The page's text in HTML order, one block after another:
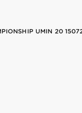
UMIN 20